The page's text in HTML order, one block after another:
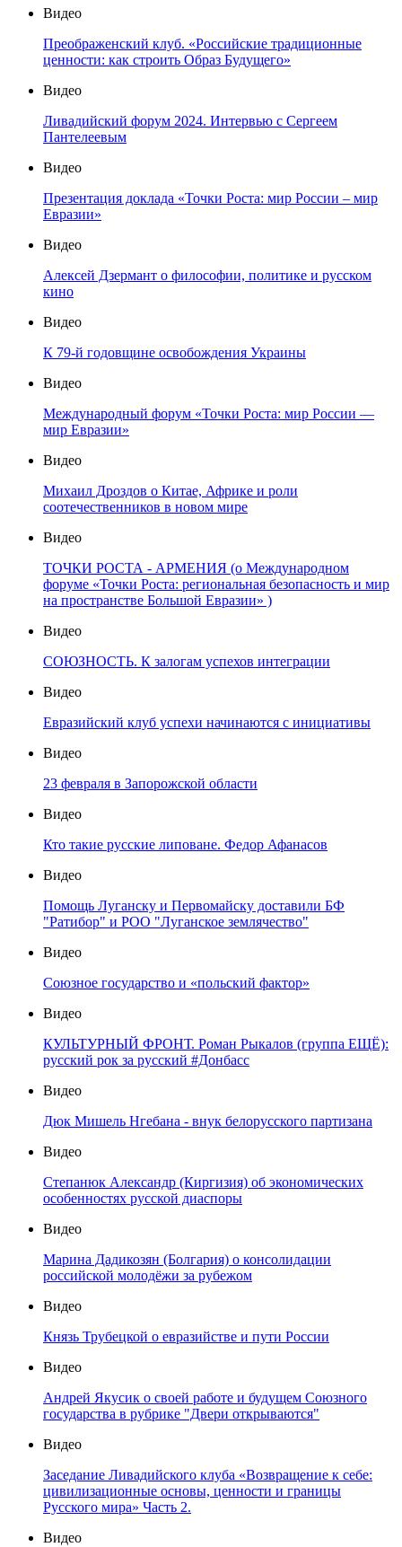
Видео
Преображенский клуб. «Российские традиционные
ценности: как строить Образ Будущего»
Видео
Ливадийский форум 2024. Интервью с Сергеем
Пантелеевым
Видео
Презентация доклада «Точки Роста: мир России – мир
Евразии»
Видео
Алексей Дзермант о философии, политике и русском
кино
Видео
К 79-й годовщине освобождения Украины
Видео
Международный форум «Точки Роста: мир России —
мир Евразии»
Видео
Михаил Дроздов о Китае, Африке и роли
соотечественников в новом мире
Видео
ТОЧКИ РОСТА - АРМЕНИЯ (о Международном
форуме «Точки Роста: региональная безопасность и мир
на пространстве Большой Евразии» )
Видео
СОЮЗНОСТЬ. К залогам успехов интеграции
Видео
Евразийский клуб успехи начинаются с инициативы
Видео
23 февраля в Запорожской области
Видео
Кто такие русские липоване. Федор Афанасов
Видео
Помощь Луганску и Первомайску доставили БФ
"Ратибор" и РОО "Луганское землячество"
Видео
Союзное государство и «польский фактор»
Видео
КУЛЬТУРНЫЙ ФРОНТ. Роман Рыкалов (группа ЕЩЁ):
русский рок за русский #Донбасс
Видео
Дюк Мишель Нгебана - внук белорусского партизана
Видео
Степанюк Александр (Киргизия) об экономических
особенностях русской диаспоры
Видео
Марина Дадикозян (Болгария) о консолидации
российской молодёжи за рубежом
Видео
Князь Трубецкой о евразийстве и пути России
Видео
Андрей Якусик о своей работе и будущем Союзного
государства в рубрике "Двери открываются"
Видео
Заседание Ливадийского клуба «Возвращение к себе:
цивилизационные основы, ценности и границы
Русского мира» Часть 2.
Видео